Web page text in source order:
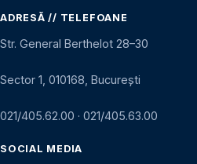
ADRESĂ // TELEFOANE
Str. General Berthelot 28–30
Sector 1, 010168, București
021/405.62.00 · 021/405.63.00
SOCIAL MEDIA